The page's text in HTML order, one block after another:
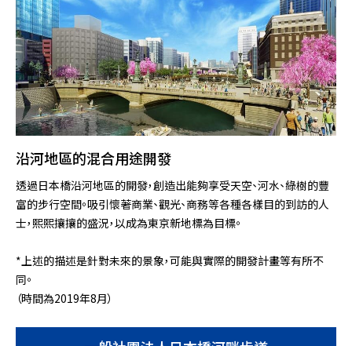
沿河地區的混合用途開發
透過日本橋沿河地區的開發，創造出能夠享受天空、河水、綠樹的豐
富的步行空間。吸引懷著商業、觀光、商務等各種各樣目的到訪的人
士，熙熙攘攘的盛況，以成為東京新地標為目標。
*上述的描述是針對未來的景象，可能與實際的開發計畫等有所不
同。
（時間為2019年8月）